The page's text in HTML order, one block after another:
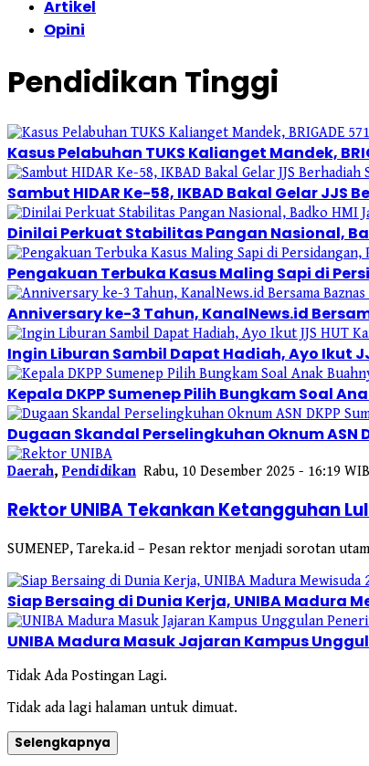
Artikel
Opini
Pendidikan Tinggi
Kasus Pelabuhan TUKS Kalianget Mandek,
Sambut HIDAR Ke-58, IKBAD Bakal Gelar JJS
Dinilai Perkuat Stabilitas Pangan Nasional,
Pengakuan Terbuka Kasus Maling Sapi di
Anniversary ke-3 Tahun, KanalNews.id
Ingin Liburan Sambil Dapat Hadiah, Ayo Ikut
Kepala DKPP Sumenep Pilih Bungkam Soal
Dugaan Skandal Perselingkuhan Oknum ASN
Daerah, Pendidikan Rabu, 10 Desember 2025 - 16:19 WIB
Rektor UNIBA Tekankan Ketangguhan
SUMENEP, Tareka.id – Pesan rektor menjadi sorotan
Siap Bersaing di Dunia Kerja, UNIBA Madura
UNIBA Madura Masuk Jajaran Kampus
Tidak Ada Postingan Lagi.
Tidak ada lagi halaman untuk dimuat.
Selengkapnya